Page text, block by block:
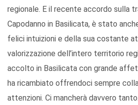
regionale. E il recente accordo sulla
Capodanno in Basilicata, è stato
felici intuizioni e della sua costante
valorizzazione dell’intero territorio
accolto in Basilicata con grande
ha ricambiato offrendoci sempre
attenzioni. Ci mancherà davvero